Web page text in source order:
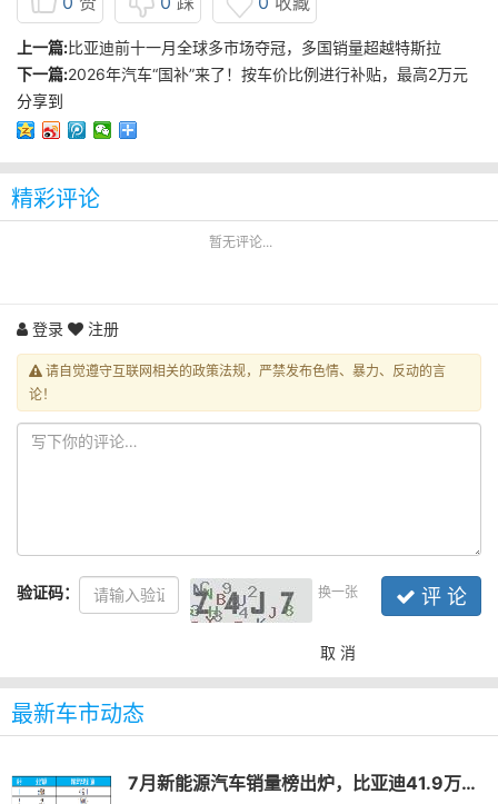
上一篇:比亚迪前十一月全球多市场夺冠，多国销量超越特斯拉
下一篇:2026年汽车“国补”来了！按车价比例进行补贴，最高2万元
分享到
精彩评论
暂无评论...
登录 注册
请自觉遵守互联网相关的政策法规，严禁发布色情、暴力、反动的言
论！
验证码： 换一张 评 论
取 消
最新车市动态
7月新能源汽车销量榜出炉，比亚迪41.9万辆稳居榜首